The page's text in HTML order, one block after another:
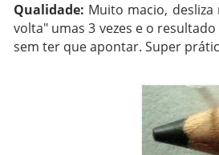
Qualidade: Muito macio,
volta" umas 3 vezes e o
sem ter que apontar. Super